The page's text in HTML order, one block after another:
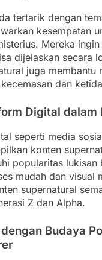
tertarik dengan
kesempatan
Mereka
dijelaskan secara
juga membantu
dan
Digital dalam
seperti media
konten
popularitas lukisan
mudah dan visual
supernatural
Z dan Alpha.
Budaya